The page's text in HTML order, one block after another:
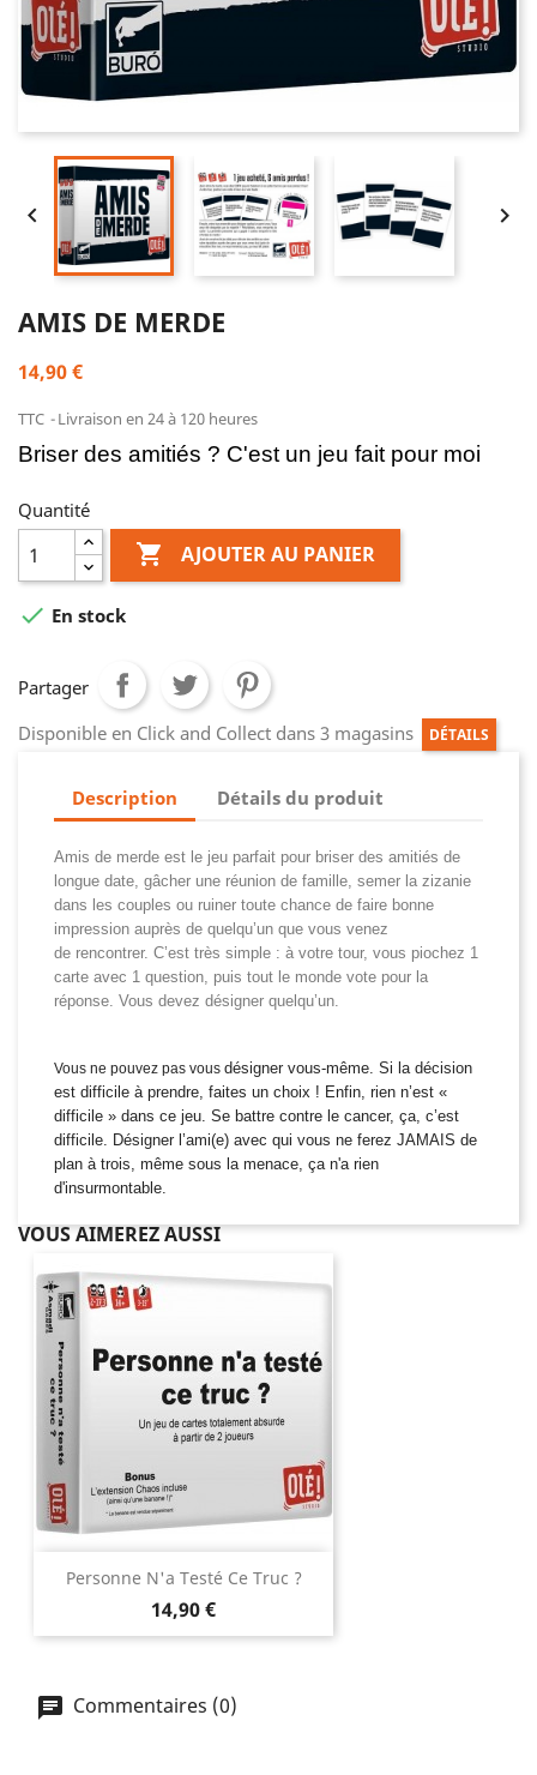
 
AMIS DE MERDE
14,90 €
TTC Livraison en 24 à 120 heures
Briser des amitiés ? C'est un jeu fait pour moi
Quantité
 AJOUTER AU PANIER
 En stock
Partager
Disponible en Click and Collect dans 3 magasins
DÉTAILS
Description Détails du produit
Amis de merde est le jeu parfait pour briser des amitiés de
longue date, gâcher une réunion de famille, semer la zizanie
dans les couples ou ruiner toute chance de faire bonne
impression auprès de quelqu’un que vous venez
de rencontrer. C’est très simple : à votre tour, vous piochez 1
carte avec 1 question, puis tout le monde vote pour la
réponse. Vous devez désigner quelqu’un.
Vous ne pouvez pas vous désigner vous-même. Si la décision
est difficile à prendre, faites un choix ! Enfin, rien n’est «
difficile » dans ce jeu. Se battre contre le cancer, ça, c’est
difficile. Désigner l’ami(e) avec qui vous ne ferez JAMAIS de
plan à trois, même sous la menace, ça n'a rien
d'insurmontable.
VOUS AIMEREZ AUSSI
Personne N'a Testé Ce Truc ?
Prix
14,90 €
Commentaires (0)